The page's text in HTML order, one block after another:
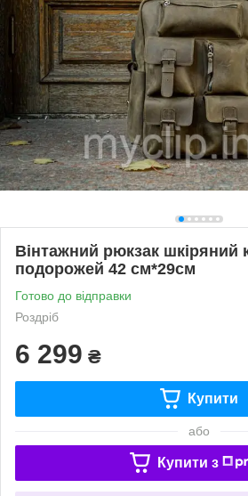
Вінтажний рюкзак шкіряний
подорожей 42 см*29см
Готово до відправки
Роздріб
6 299 ₴
Купити
або
Купити з